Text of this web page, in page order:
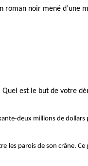
roman noir mené d’une
est le but de votre
deux millions de
les parois de son crâne.